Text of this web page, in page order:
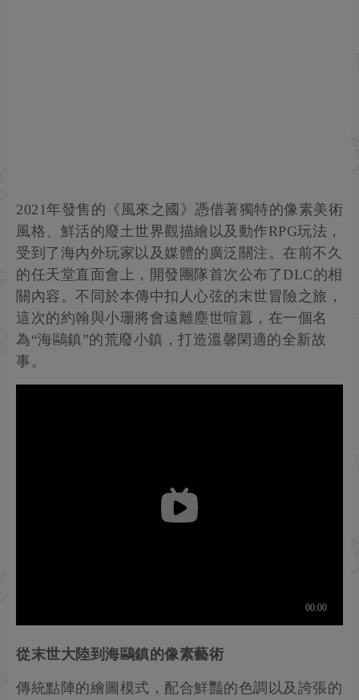
2021年發售的《風來之國》憑借著獨特的像素美術
風格、鮮活的廢土世界觀描繪以及動作RPG玩法，
受到了海內外玩家以及媒體的廣泛關注。在前不久
的任天堂直面會上，開發團隊首次公布了DLC的相
關內容。不同於本傳中扣人心弦的末世冒險之旅，
這次的約翰與小珊將會遠離塵世喧囂，在一個名
為“海鷗鎮”的荒廢小鎮，打造溫馨閑適的全新故
事。
從末世大陸到海鷗鎮的像素藝術
傳統點陣的繪圖模式，配合鮮豔的色調以及誇張的